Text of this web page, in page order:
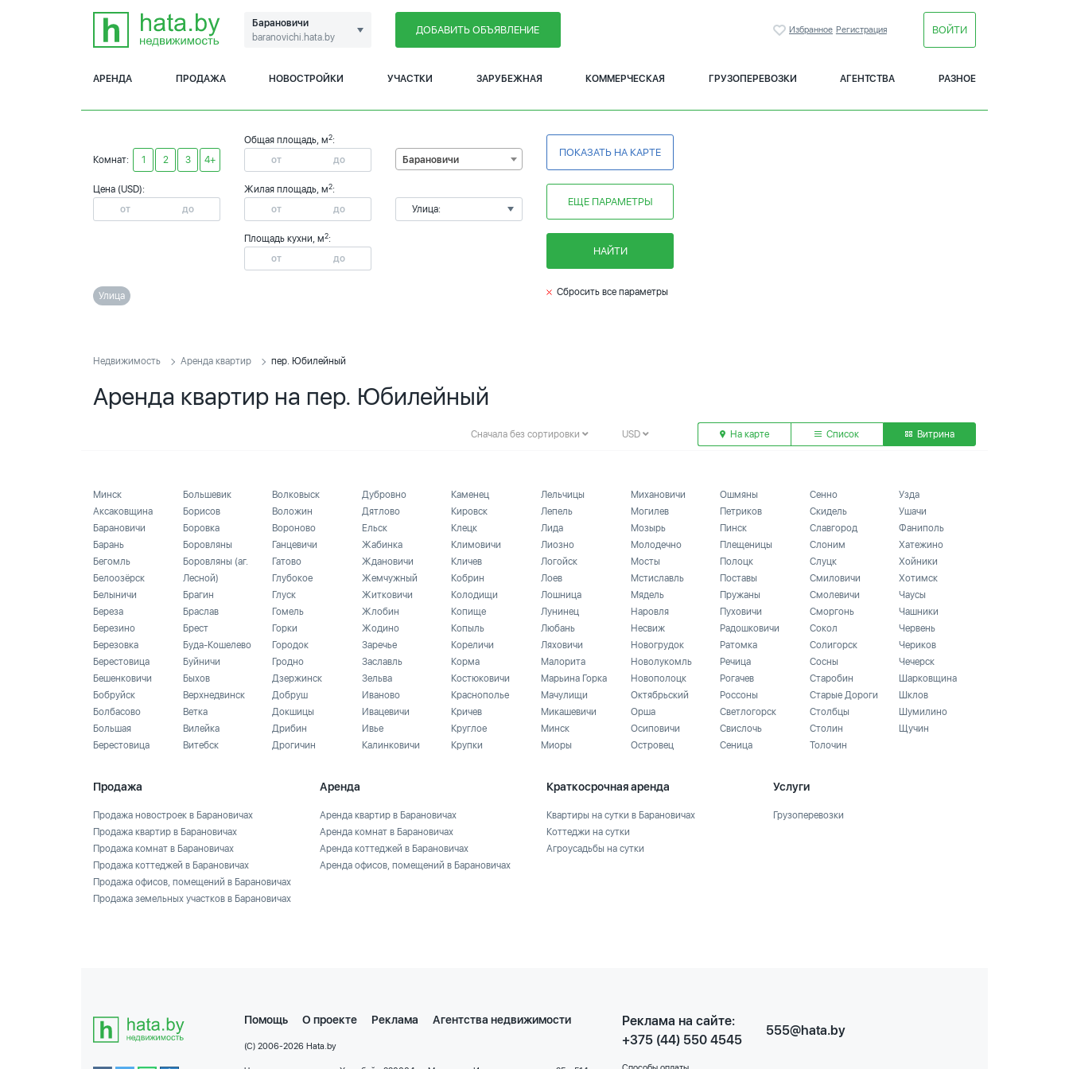
Барановичи
baranovichi.hata.by
ДОБАВИТЬ ОБЪЯВЛЕНИЕ Избранное Регистрация ВОЙТИ
АРЕНДА ПРОДАЖА НОВОСТРОЙКИ УЧАСТКИ ЗАРУБЕЖНАЯ КОММЕРЧЕСКАЯ ГРУЗОПЕРЕВОЗКИ АГЕНТСТВА РАЗНОЕ
Комнат: 1 2 3 4+
Цена (USD):
Общая площадь, м2:
Жилая площадь, м2:
Площадь кухни, м2:
Барановичи
Улица:
ПОКАЗАТЬ НА КАРТЕ
ЕЩЕ ПАРАМЕТРЫ
НАЙТИ
Улица Сбросить все параметры
Недвижимость Аренда квартир пер. Юбилейный
Аренда квартир на пер. Юбилейный
Сначала без сортировки USD На карте Список Витрина
Минск
Аксаковщина
Барановичи
Барань
Бегомль
Белоозёрск
Белыничи
Береза
Березино
Березовка
Берестовица
Бешенковичи
Бобруйск
Болбасово
Большая
Берестовица
Большевик
Борисов
Боровка
Боровляны
Боровляны (аг.
Лесной)
Брагин
Браслав
Брест
Буда-Кошелево
Буйничи
Быхов
Верхнедвинск
Ветка
Вилейка
Витебск
Волковыск
Воложин
Вороново
Ганцевичи
Гатово
Глубокое
Глуск
Гомель
Горки
Городок
Гродно
Дзержинск
Добруш
Докшицы
Дрибин
Дрогичин
Дубровно
Дятлово
Ельск
Жабинка
Ждановичи
Жемчужный
Житковичи
Жлобин
Жодино
Заречье
Заславль
Зельва
Иваново
Ивацевичи
Ивье
Калинковичи
Каменец
Кировск
Клецк
Климовичи
Кличев
Кобрин
Колодищи
Копище
Копыль
Кореличи
Корма
Костюковичи
Краснополье
Кричев
Круглое
Крупки
Лельчицы
Лепель
Лида
Лиозно
Логойск
Лоев
Лошница
Лунинец
Любань
Ляховичи
Малорита
Марьина Горка
Мачулищи
Микашевичи
Минск
Миоры
Михановичи
Могилев
Мозырь
Молодечно
Мосты
Мстиславль
Мядель
Наровля
Несвиж
Новогрудок
Новолукомль
Новополоцк
Октябрьский
Орша
Осиповичи
Островец
Ошмяны
Петриков
Пинск
Плещеницы
Полоцк
Поставы
Пружаны
Пуховичи
Радошковичи
Ратомка
Речица
Рогачев
Россоны
Светлогорск
Свислочь
Сеница
Сенно
Скидель
Славгород
Слоним
Слуцк
Смиловичи
Смолевичи
Сморгонь
Сокол
Солигорск
Сосны
Старобин
Старые Дороги
Столбцы
Столин
Толочин
Узда
Ушачи
Фаниполь
Хатежино
Хойники
Хотимск
Чаусы
Чашники
Червень
Чериков
Чечерск
Шарковщина
Шклов
Шумилино
Щучин
Продажа
Продажа новостроек в Барановичах
Продажа квартир в Барановичах
Продажа комнат в Барановичах
Продажа коттеджей в Барановичах
Продажа офисов, помещений в Барановичах
Продажа земельных участков в Барановичах
Аренда
Аренда квартир в Барановичах
Аренда комнат в Барановичах
Аренда коттеджей в Барановичах
Аренда офисов, помещений в Барановичах
Краткосрочная аренда
Квартиры на сутки в Барановичах
Коттеджи на сутки
Агроусадьбы на сутки
Услуги
Грузоперевозки
Помощь О проекте Реклама Агентства недвижимости
(C) 2006-2026 Hata.by
Реклама на сайте:
+375 (44) 550 4545
555@hata.by